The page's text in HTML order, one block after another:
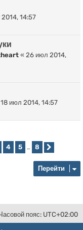
2014, 14:57
« 26 июл 2014,
18 июл 2014, 14:57
из8
4 5 … 8
Перейти
пояс: UTC+02:00